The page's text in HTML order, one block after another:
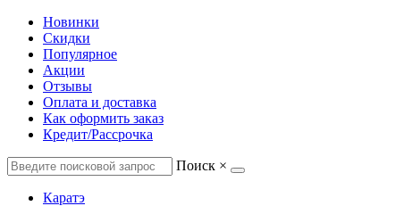
Новинки
Скидки
Популярное
Акции
Отзывы
Оплата и доставка
Как оформить заказ
Кредит/Рассрочка
Поиск ×
Каратэ